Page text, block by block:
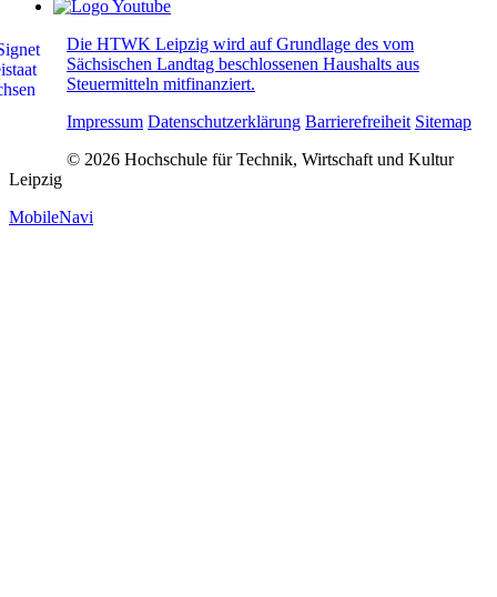
Die HTWK Leipzig wird auf Grundlage des vom
Sächsischen Landtag beschlossenen Haushalts aus
Steuermitteln mitfinanziert.
Impressum Datenschutzerklärung Barrierefreiheit Sitemap
© 2026 Hochschule für Technik, Wirtschaft und Kultur
Leipzig
MobileNavi